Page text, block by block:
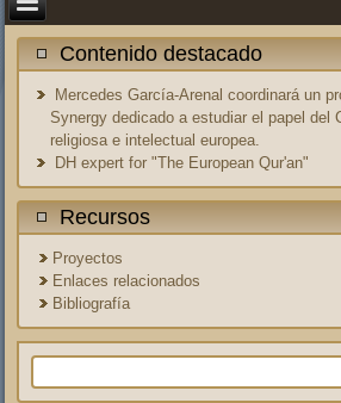
Contenido destacado
Mercedes García-Arenal coordinará un
Synergy dedicado a estudiar el papel del
religiosa e intelectual europea.
DH expert for "The European Qur'an"
Recursos
Proyectos
Enlaces relacionados
Bibliografía
Formulario de búsqueda